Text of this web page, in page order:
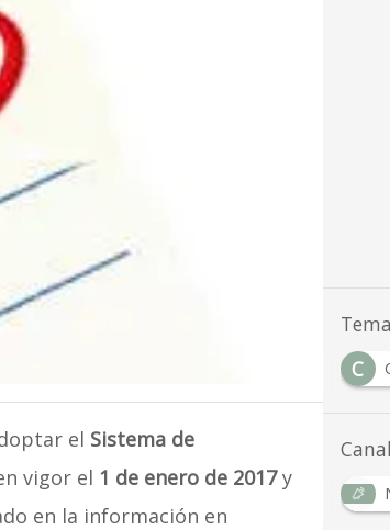
el Sistema de
vigor el 1 de enero de 2017y
en la información en
C